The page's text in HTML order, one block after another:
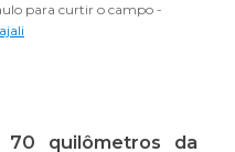
para curtir o campo -
70 quilômetros da